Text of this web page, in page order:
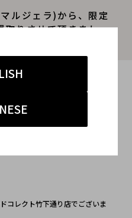
ルジェラ)から、限定
取りさせて頂きまし
宿
#原宿 古着 買取
コレクト竹下通り店でございま